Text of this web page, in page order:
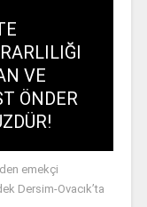
VE
ÖNDER
emekçi
Dersim-Ovacık’ta